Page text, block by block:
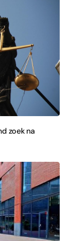
zoek na